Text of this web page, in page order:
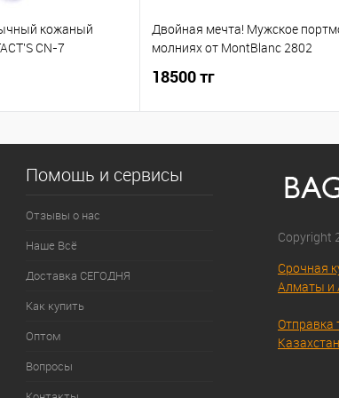
кожаный
CN-7
Двойная мечта! Мужское
молниях от MontBlanc 2802
18500 тг
Помощь и сервисы
Отзывы о нас
Наше Всё
Доставка СЕГОДНЯ
Как купить
Оптом
Вопросы
Copyright
Срочная
Алматы и
Отправка